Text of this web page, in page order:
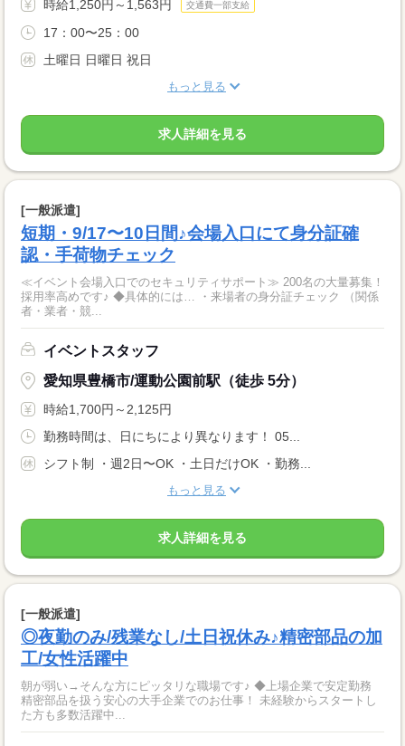
時給1,250円～1,563円 交通費一部支給
17：00〜25：00
土曜日 日曜日 祝日
もっと見る
求人詳細を見る
[一般派遣]
短期・9/17〜10日間♪会場入口にて身分証確
認・手荷物チェック
≪イベント会場入口でのセキュリティサポート≫ 200名の大量募集！
採用率高めです♪ ◆具体的には… ・来場者の身分証チェック （関係
者・業者・競...
イベントスタッフ
愛知県豊橋市/運動公園前駅（徒歩 5分）
時給1,700円～2,125円
勤務時間は、日にちにより異なります！ 05...
シフト制 ・週2日〜OK ・土日だけOK ・勤務...
もっと見る
求人詳細を見る
[一般派遣]
◎夜勤のみ/残業なし/土日祝休み♪精密部品の加
工/女性活躍中
朝が弱い→そんな方にピッタリな職場です♪ ◆上場企業で安定勤務
精密部品を扱う安心の大手企業でのお仕事！ 未経験からスタートし
た方も多数活躍中...